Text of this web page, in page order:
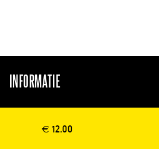
INFORMATIE
€ 12.00